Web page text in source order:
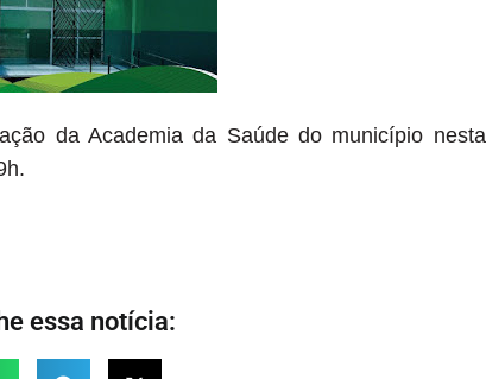
da Academia da Saúde do município nesta
essa notícia: